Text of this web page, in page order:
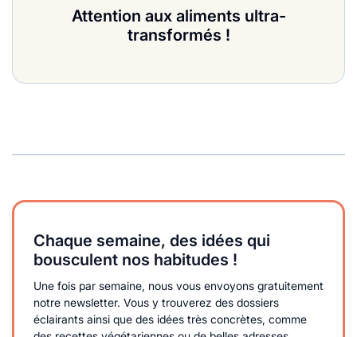
Attention aux aliments ultra-
transformés !
Chaque semaine, des idées qui
bousculent nos habitudes !
Une fois par semaine, nous vous envoyons gratuitement
notre newsletter. Vous y trouverez des dossiers
éclairants ainsi que des idées très concrètes, comme